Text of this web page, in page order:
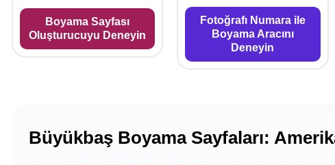
Boyama Sayfası
Oluşturucuyu Deneyin
Fotoğrafı Numara ile
Boyama Aracını
Deneyin
Büyükbaş Boyama Sayfaları: